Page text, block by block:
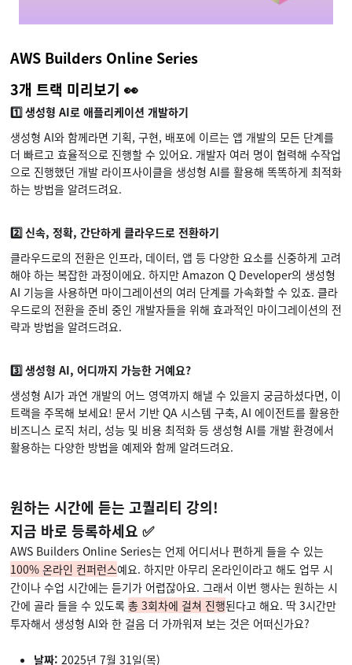
AWS Builders Online Series
3개 트랙 미리보기 👀
1️⃣ 생성형 AI로 애플리케이션 개발하기
생성형 AI와 함께라면 기획, 구현, 배포에 이르는 앱 개발의 모든 단계를
더 빠르고 효율적으로 진행할 수 있어요. 개발자 여러 명이 협력해 수작업
으로 진행했던 개발 라이프사이클을 생성형 AI를 활용해 똑똑하게 최적화
하는 방법을 알려드려요.
2️⃣ 신속, 정확, 간단하게 클라우드로 전환하기
클라우드로의 전환은 인프라, 데이터, 앱 등 다양한 요소를 신중하게 고려
해야 하는 복잡한 과정이에요. 하지만 Amazon Q Developer의 생성형
AI 기능을 사용하면 마이그레이션의 여러 단계를 가속화할 수 있죠. 클라
우드로의 전환을 준비 중인 개발자들을 위해 효과적인 마이그레이션의 전
략과 방법을 알려드려요.
3️⃣ 생성형 AI, 어디까지 가능한 거예요?
생성형 AI가 과연 개발의 어느 영역까지 해낼 수 있을지 궁금하셨다면, 이
트랙을 주목해 보세요! 문서 기반 QA 시스템 구축, AI 에이전트를 활용한
비즈니스 로직 처리, 성능 및 비용 최적화 등 생성형 AI를 개발 환경에서
활용하는 다양한 방법을 예제와 함께 알려드려요.
원하는 시간에 듣는 고퀄리티 강의!
지금 바로 등록하세요 ✅
AWS Builders Online Series는 언제 어디서나 편하게 들을 수 있는
100% 온라인 컨퍼런스예요. 하지만 아무리 온라인이라고 해도 업무 시
간이나 수업 시간에는 듣기가 어렵잖아요. 그래서 이번 행사는 원하는 시
간에 골라 들을 수 있도록 총 3회차에 걸쳐 진행된다고 해요. 딱 3시간만
투자해서 생성형 AI와 한 걸음 더 가까워져 보는 것은 어떠신가요?
날짜: 2025년 7월 31일(목)